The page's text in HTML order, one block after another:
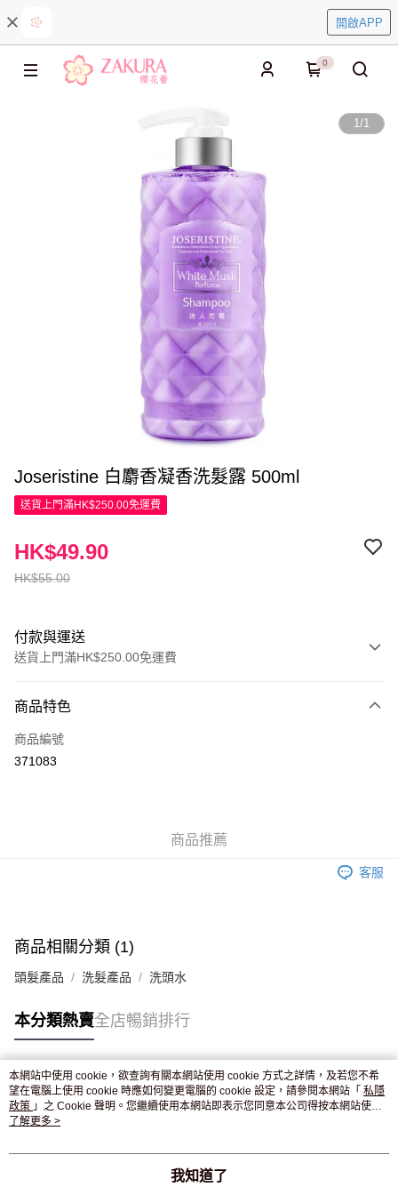
開啟APP
0
1/1
Joseristine 白麝香凝香洗髮露 500ml
送貨上門滿HK$250.00免運費
HK$55.00
HK$49.90
付款與運送
送貨上門滿HK$250.00免運費
信用卡
Apple Pay
付款後門市自取，訂單確認後2-4個工作天到店，7天內取。逾期後
商品特色
商品編號
371083
商品推薦
客服
商品相關分類 (1)
頭髮產品 洗髮產品 洗頭水
本分類熱賣全店暢銷排行
熱門標籤
熱銷排行
本網站中使用 cookie，欲查詢有關本網站使用 cookie 方式之詳情，及若您不希
望在電腦上使用 cookie 時應如何變更電腦的 cookie 設定，請參閱本網站「 私隱
政策 」之 Cookie 聲明。您繼續使用本網站即表示您同意本公司得按本網站使用
條款之 Cookie 聲明使用 cookie。
了解更多 >
我知道了